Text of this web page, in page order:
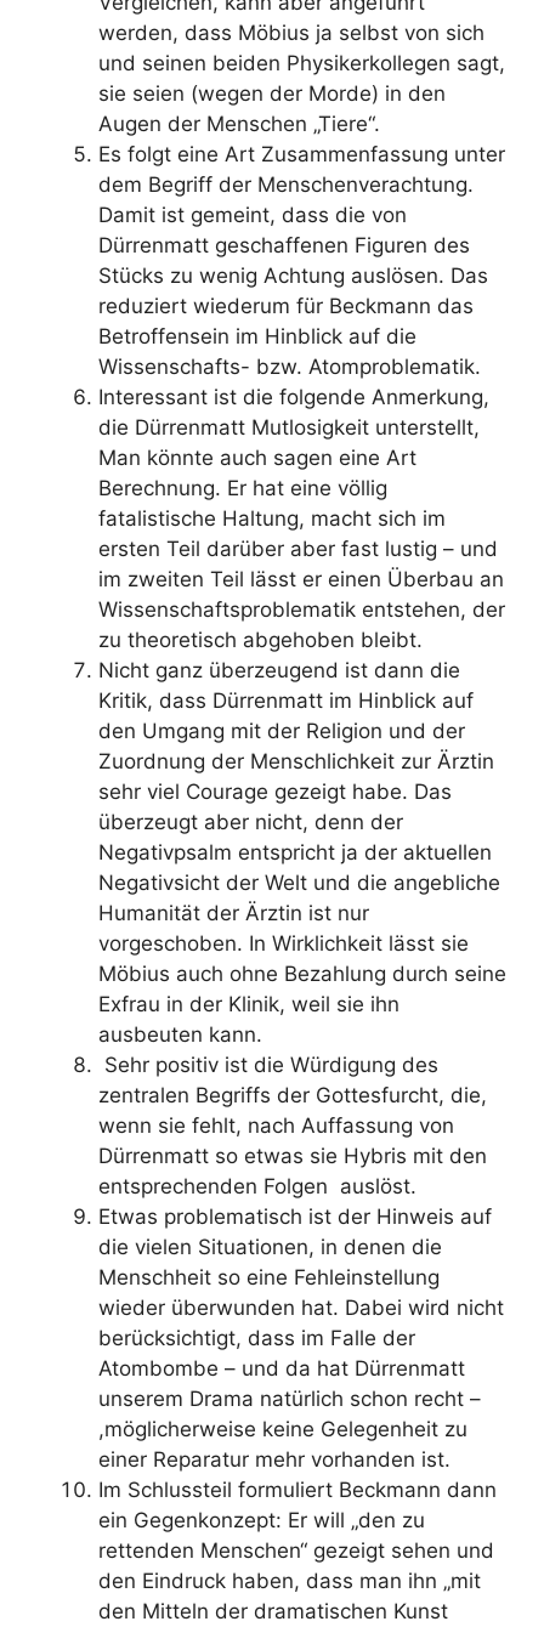
werden, dass Möbius ja selbst von sich
und seinen beiden Physikerkollegen sagt,
sie seien (wegen der Morde) in den
Augen der Menschen „Tiere“.
Es folgt eine Art Zusammenfassung unter
dem Begriff der Menschenverachtung.
Damit ist gemeint, dass die von
Dürrenmatt geschaffenen Figuren des
Stücks zu wenig Achtung auslösen. Das
reduziert wiederum für Beckmann das
Betroffensein im Hinblick auf die
Wissenschafts- bzw. Atomproblematik.
Interessant ist die folgende Anmerkung,
die Dürrenmatt Mutlosigkeit unterstellt,
Man könnte auch sagen eine Art
Berechnung. Er hat eine völlig
fatalistische Haltung, macht sich im
ersten Teil darüber aber fast lustig – und
im zweiten Teil lässt er einen Überbau an
Wissenschaftsproblematik entstehen, der
zu theoretisch abgehoben bleibt.
Nicht ganz überzeugend ist dann die
Kritik, dass Dürrenmatt im Hinblick auf
den Umgang mit der Religion und der
Zuordnung der Menschlichkeit zur Ärztin
sehr viel Courage gezeigt habe. Das
überzeugt aber nicht, denn der
Negativpsalm entspricht ja der aktuellen
Negativsicht der Welt und die angebliche
Humanität der Ärztin ist nur
vorgeschoben. In Wirklichkeit lässt sie
Möbius auch ohne Bezahlung durch seine
Exfrau in der Klinik, weil sie ihn
ausbeuten kann.
Sehr positiv ist die Würdigung des
zentralen Begriffs der Gottesfurcht, die,
wenn sie fehlt, nach Auffassung von
Dürrenmatt so etwas sie Hybris mit den
entsprechenden Folgen auslöst.
Etwas problematisch ist der Hinweis auf
die vielen Situationen, in denen die
Menschheit so eine Fehleinstellung
wieder überwunden hat. Dabei wird nicht
berücksichtigt, dass im Falle der
Atombombe – und da hat Dürrenmatt
unserem Drama natürlich schon recht –
,möglicherweise keine Gelegenheit zu
einer Reparatur mehr vorhanden ist.
Im Schlussteil formuliert Beckmann dann
ein Gegenkonzept: Er will „den zu
rettenden Menschen“ gezeigt sehen und
den Eindruck haben, dass man ihn „mit
den Mitteln der dramatischen Kunst